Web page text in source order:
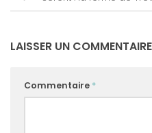
LAISSER UN COMMENTAIRE
Commentaire *